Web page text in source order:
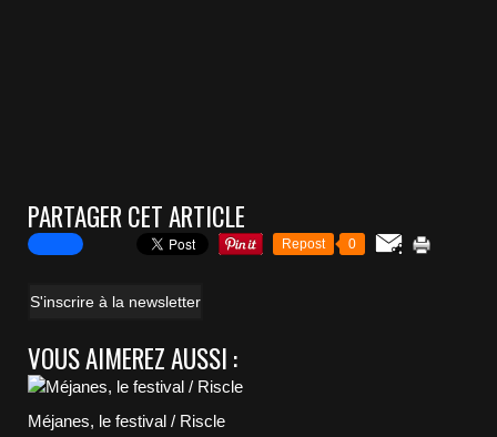
PARTAGER CET ARTICLE
Repost 0
S'inscrire à la newsletter
VOUS AIMEREZ AUSSI :
Méjanes, le festival / Riscle